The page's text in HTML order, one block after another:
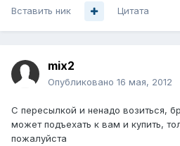
Вставить ник Цитата
mix2
Опубликовано 16 мая, 2012
C пересылкой и ненадо возиться,
может подъехать к вам и купить,
пожалуйста